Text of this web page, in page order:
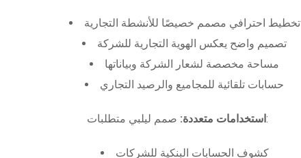
تخطيط احترافي مصمم خصيصًا للأنشطة التجارية
تصميم واضح يعكس الهوية التجارية للشركة
مساحة مخصصة لشعار الشركة وبياناتها
حسابات تلقائية للمجاميع والرصيد التجاري
استخدامات متعددة:صمم ليلبي متطلبات:
كشوف الحسابات البنكية للشركات